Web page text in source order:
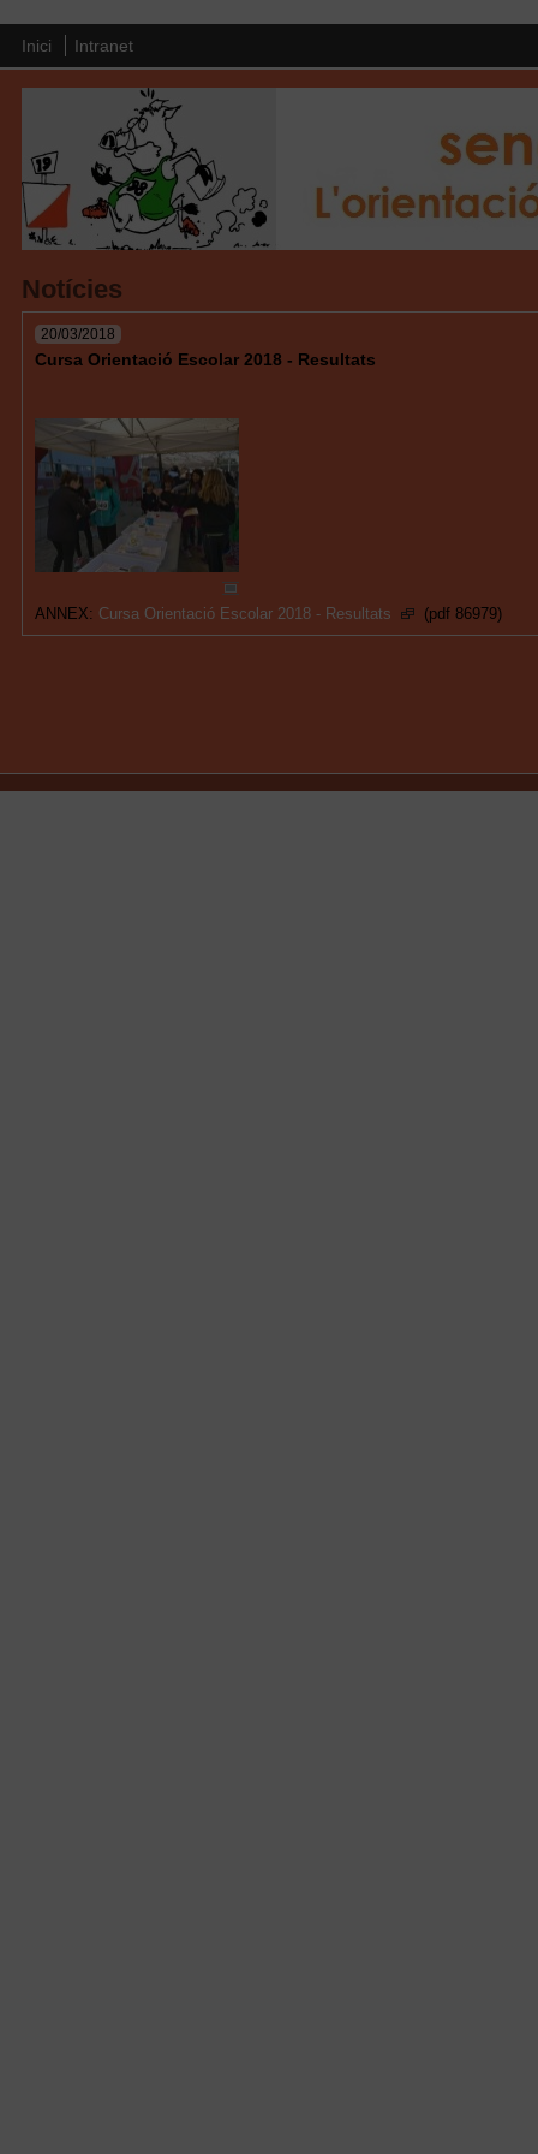
Inici Intranet
Notícies
20/03/2018
Cursa Orientació Escolar 2018 - Resultats
ANNEX: Cursa Orientació Escolar 2018 - Resultats (pdf 86979)